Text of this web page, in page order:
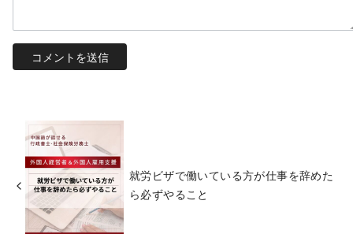
就労ビザで働いている方が仕事を辞めた
ら必ずやること